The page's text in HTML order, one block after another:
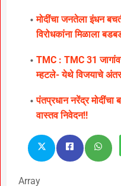
मोदींचा जनतेला इंधन
विरोधकांना मिळाला
TMC : TMC 31
म्हटले- येथे विजयाचे अंतर
पंतप्रधान नरेंद्र मोदींचा
वास्तव निवेदन!!
Array